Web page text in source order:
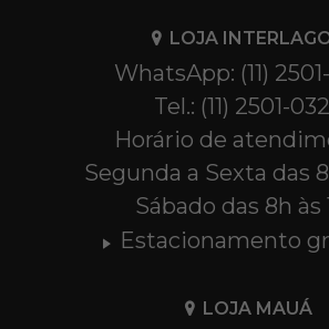
LOJA
WhatsApp: (11)
Tel.: (11) 2501-
Horário de
Segunda a Sexta das
Sábado das 8h às
Estacionamento
LOJA MAUÁ